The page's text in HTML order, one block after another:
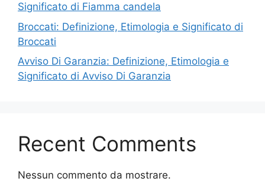
Significato di Fiamma candela
Broccati: Definizione, Etimologia e Significato di
Broccati
Avviso Di Garanzia: Definizione, Etimologia e
Significato di Avviso Di Garanzia
Recent Comments
Nessun commento da mostrare.